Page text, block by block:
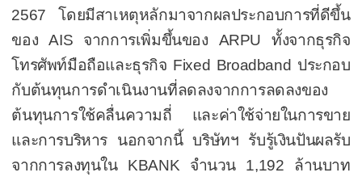
2567โดยมีสาเหตุหลักมาจากผลประกอบการที่ดีขึ้น
ของAIS จากการเพิ่มขึ้นของ ARPUทั้งจากธุรกิจ
โทรศัพท์มือถือและธุรกิจ Fixed Broadband ประกอบ
กับต้นทุนการดำเนินงานที่ลดลงจากการลดลงของ
ต้นทุนการใช้คลื่นความถี่ และค่าใช้จ่ายในการขาย
และการบริหาร นอกจากนี้ บริษัทฯ รับรู้เงินปันผลรับ
จากการลงทุนใน KBANK จำนวน 1,192 ล้านบาท